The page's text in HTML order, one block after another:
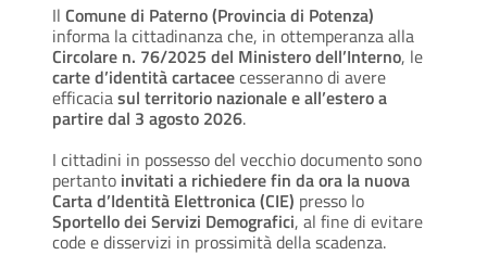
Il Comune di Paterno (Provincia di Potenza)
informa la cittadinanza che, in ottemperanza alla
Circolare n. 76/2025 del Ministero dell’Interno, le
carte d’identità cartaceecesseranno di avere
efficaciasul territorio nazionale e all’estero a
partire dal 3 agosto 2026.
I cittadini in possesso del vecchio documento sono
pertanto invitati a richiedere fin da ora la nuova
Carta d’Identità Elettronica (CIE) presso lo
Sportello dei Servizi Demografici, al fine di evitare
code e disservizi in prossimità della scadenza.